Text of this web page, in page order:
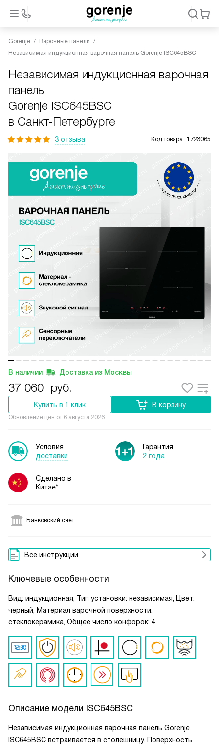
Gorenje
Варочные панели
Независимая индукционная варочная панель Gorenje ISC645BSC
Независимая индукционная варочная
панель
Gorenje ISC645BSC
в Санкт-Петербурге
3 отзыва Код товара: 1723065
В наличии Доставка из Москвы
37 060 руб.
Купить в 1 клик В корзину
Обновление цен от 6 августа 2026
Условия
доставки
Гарантия
2 года
Сделано в
Китае*
Банковский счет
Все инструкции
Ключевые особенности
Вид: индукционная, Тип установки: независимая, Цвет:
черный, Материал варочной поверхности:
стеклокерамика, Общее число конфорок: 4
Описание модели ISC645BSC
Независимая индукционная варочная панель Gorenje
ISC645BSC встраивается в столешницу. Поверхность